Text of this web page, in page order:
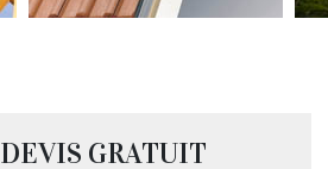
DEVIS GRATUIT